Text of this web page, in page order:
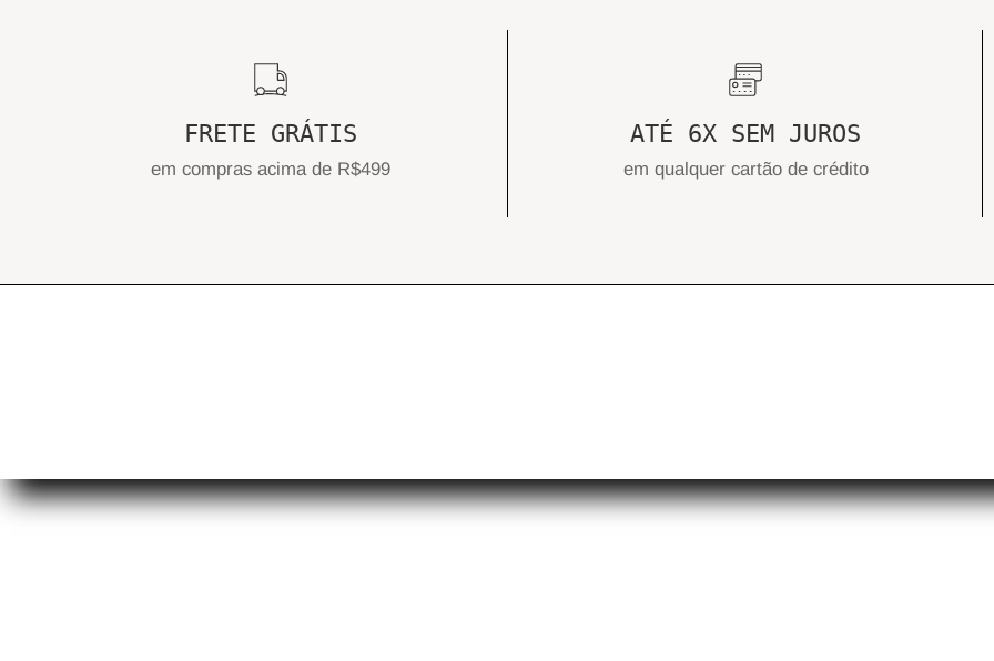
FRETE GRÁTIS
em compras acima de R$499
ATÉ 6X SEM JUROS
em qualquer cartão de crédito